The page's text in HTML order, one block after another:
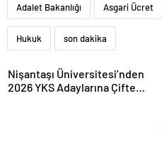
Adalet Bakanlığı Asgari Ücret
Hukuk son dakika
Nişantaşı Üniversitesi’nden
2026 YKS Adaylarına Çifte